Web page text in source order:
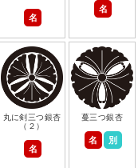
名
名
丸に剣三つ銀杏
（２）
名
蔓三つ銀杏
名 別